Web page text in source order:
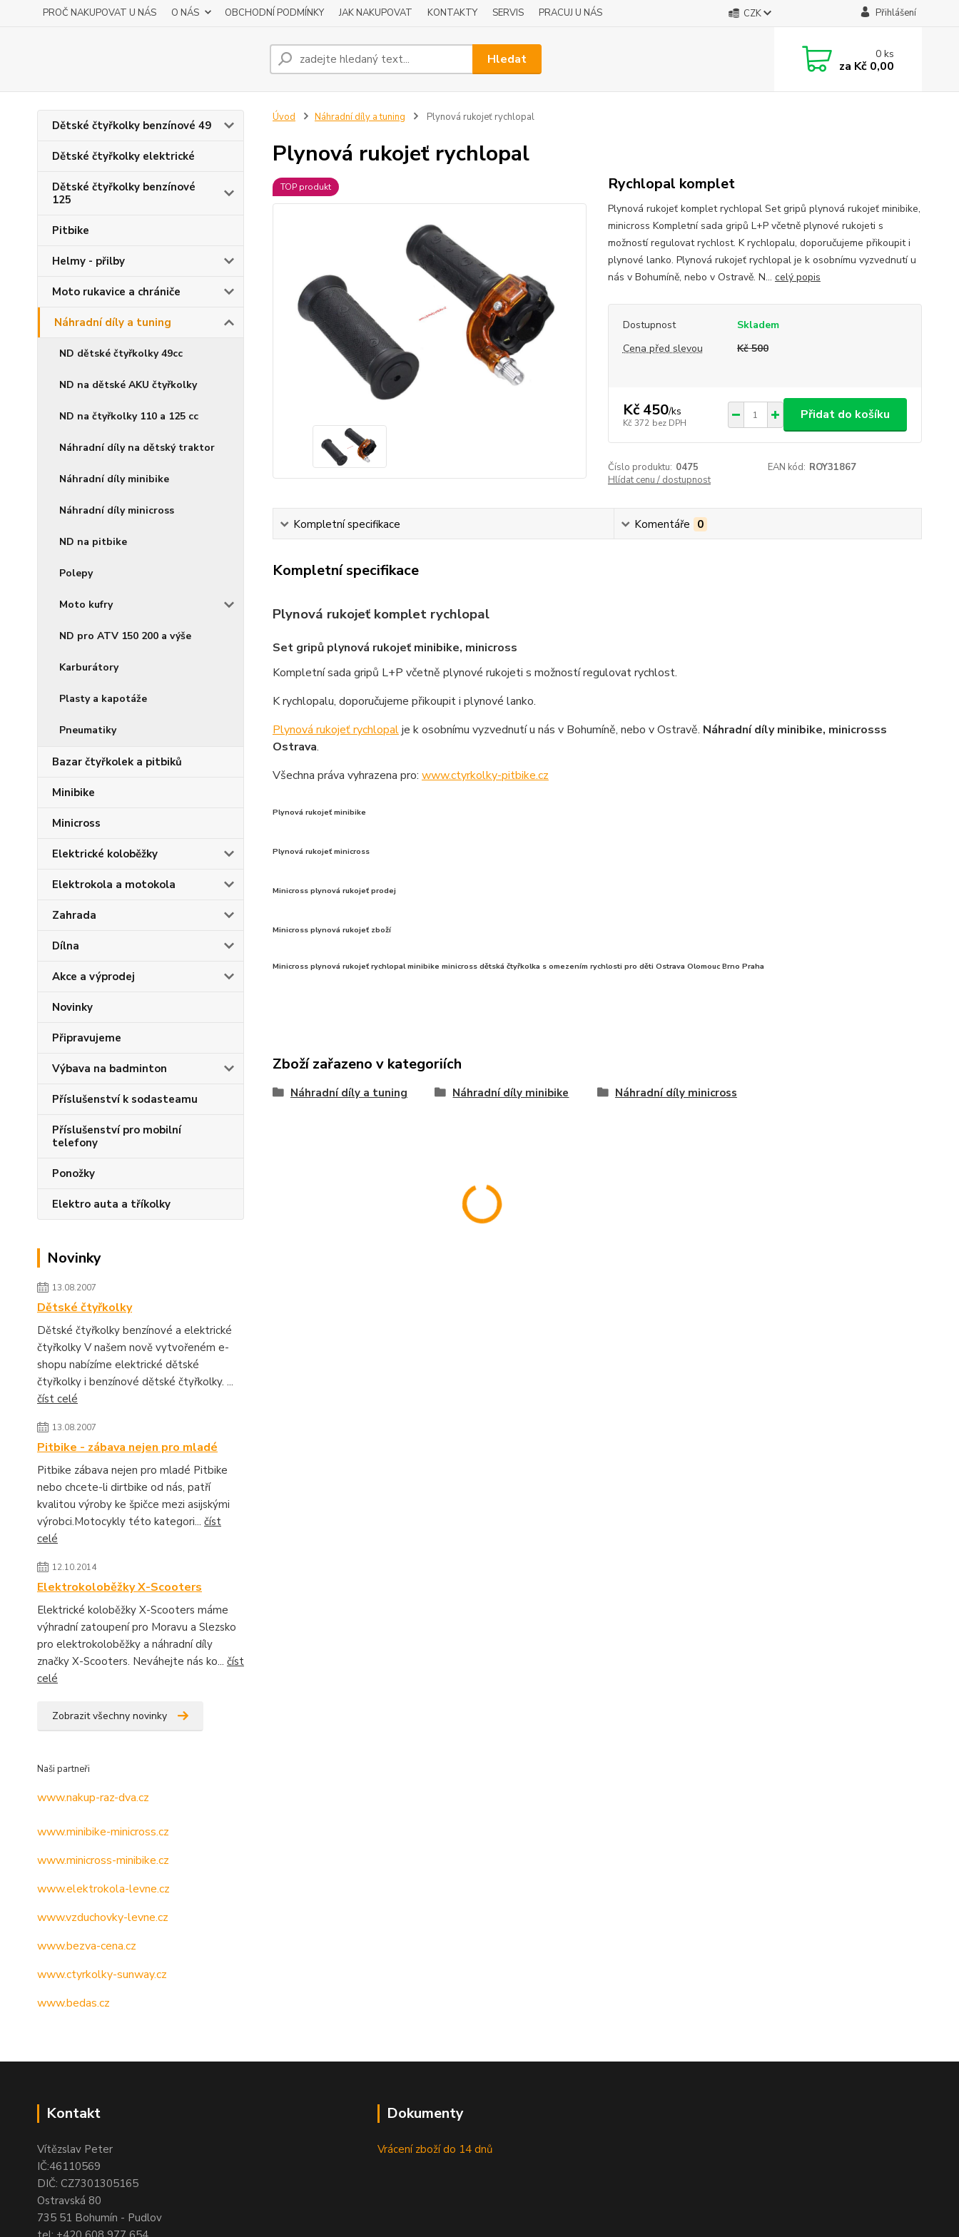
PROČ NAKUPOVAT U NÁS O NÁS OBCHODNÍ PODMÍNKY JAK NAKUPOVAT KONTAKTY SERVIS PRACUJ U NÁS CZK Přihlášení
Hledat 0ks
za Kč 0,00
Dětské čtyřkolky benzínové 49
Dětské čtyřkolky elektrické
Dětské čtyřkolky benzínové
125
Pitbike
Helmy - přilby
Moto rukavice a chrániče
Náhradní díly a tuning
ND dětské čtyřkolky 49cc
ND na dětské AKU čtyřkolky
ND na čtyřkolky 110 a 125 cc
Náhradní díly na dětský traktor
Náhradní díly minibike
Náhradní díly minicross
ND na pitbike
Polepy
Moto kufry
ND pro ATV 150 200 a výše
Karburátory
Plasty a kapotáže
Pneumatiky
Bazar čtyřkolek a pitbiků
Minibike
Minicross
Elektrické koloběžky
Elektrokola a motokola
Zahrada
Dílna
Akce a výprodej
Novinky
Připravujeme
Výbava na badminton
Příslušenství k sodasteamu
Příslušenství pro mobilní
telefony
Ponožky
Elektro auta a tříkolky
Novinky
13.08.2007
Dětské čtyřkolky
Dětské čtyřkolky benzínové a elektrické
čtyřkolky V našem nově vytvořeném e-
shopu nabízíme elektrické dětské
čtyřkolky i benzínové dětské čtyřkolky. ...
číst celé
13.08.2007
Pitbike - zábava nejen pro mladé
Pitbike zábava nejen pro mladé Pitbike
nebo chcete-li dirtbike od nás, patří
kvalitou výroby ke špičce mezi asijskými
výrobci.Motocykly této kategori... číst
celé
12.10.2014
Elektrokoloběžky X-Scooters
Elektrické koloběžky X-Scooters máme
výhradní zatoupení pro Moravu a Slezsko
pro elektrokoloběžky a náhradní díly
značky X-Scooters. Neváhejte nás ko... číst
celé
Zobrazit všechny novinky
Naši partneři
www.nakup-raz-dva.cz
www.minibike-minicross.cz
www.minicross-minibike.cz
www.elektrokola-levne.cz
www.vzduchovky-levne.cz
www.bezva-cena.cz
www.ctyrkolky-sunway.cz
www.bedas.cz
Úvod Náhradní díly a tuning Plynová rukojeť rychlopal
Plynová rukojeť rychlopal
TOP produkt Rychlopal komplet
Plynová rukojeť komplet rychlopal Set gripů plynová rukojeť minibike,
minicross Kompletní sada gripů L+P včetně plynové rukojeti s
možností regulovat rychlost. K rychlopalu, doporučujeme přikoupit i
plynové lanko. Plynová rukojeť rychlopal je k osobnímu vyzvednutí u
nás v Bohumíně, nebo v Ostravě. N... celý popis
Dostupnost
Skladem
Cena před slevou
Kč 500
Kč 450/ks
Kč 372 bez DPH
Přidat do košíku
Číslo produktu: 0475 EAN kód: ROY31867
Hlídat cenu / dostupnost
Kompletní specifikace Komentáře 0
Kompletní specifikace
Plynová rukojeť komplet rychlopal
Set gripů plynová rukojeť minibike, minicross
Kompletní sada gripů L+P včetně plynové rukojeti s možností regulovat rychlost.
K rychlopalu, doporučujeme přikoupit i plynové lanko.
Plynová rukojeť rychlopalje k osobnímu vyzvednutí u nás v Bohumíně, nebo v Ostravě. Náhradní díly minibike, minicrosss
Ostrava.
Všechna práva vyhrazena pro: www.ctyrkolky-pitbike.cz
Plynová rukojeť minibike
Plynová rukojeť minicross
Minicross plynová rukojeť prodej
Minicross plynová rukojeť zboží
Minicross plynová rukojeť rychlopal minibike minicross dětská čtyřkolka s omezením rychlosti pro děti Ostrava Olomouc Brno Praha
Zboží zařazeno v kategoriích
Náhradní díly a tuning Náhradní díly minibike Náhradní díly minicross
Kontakt
Vítězslav Peter
IČ:46110569
DIČ: CZ7301305165
Ostravská 80
735 51 Bohumín - Pudlov
Dokumenty
Vrácení zboží do 14 dnů